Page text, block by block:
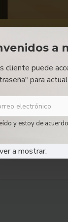
a
cliente puede
para
y estoy de
a mostrar.